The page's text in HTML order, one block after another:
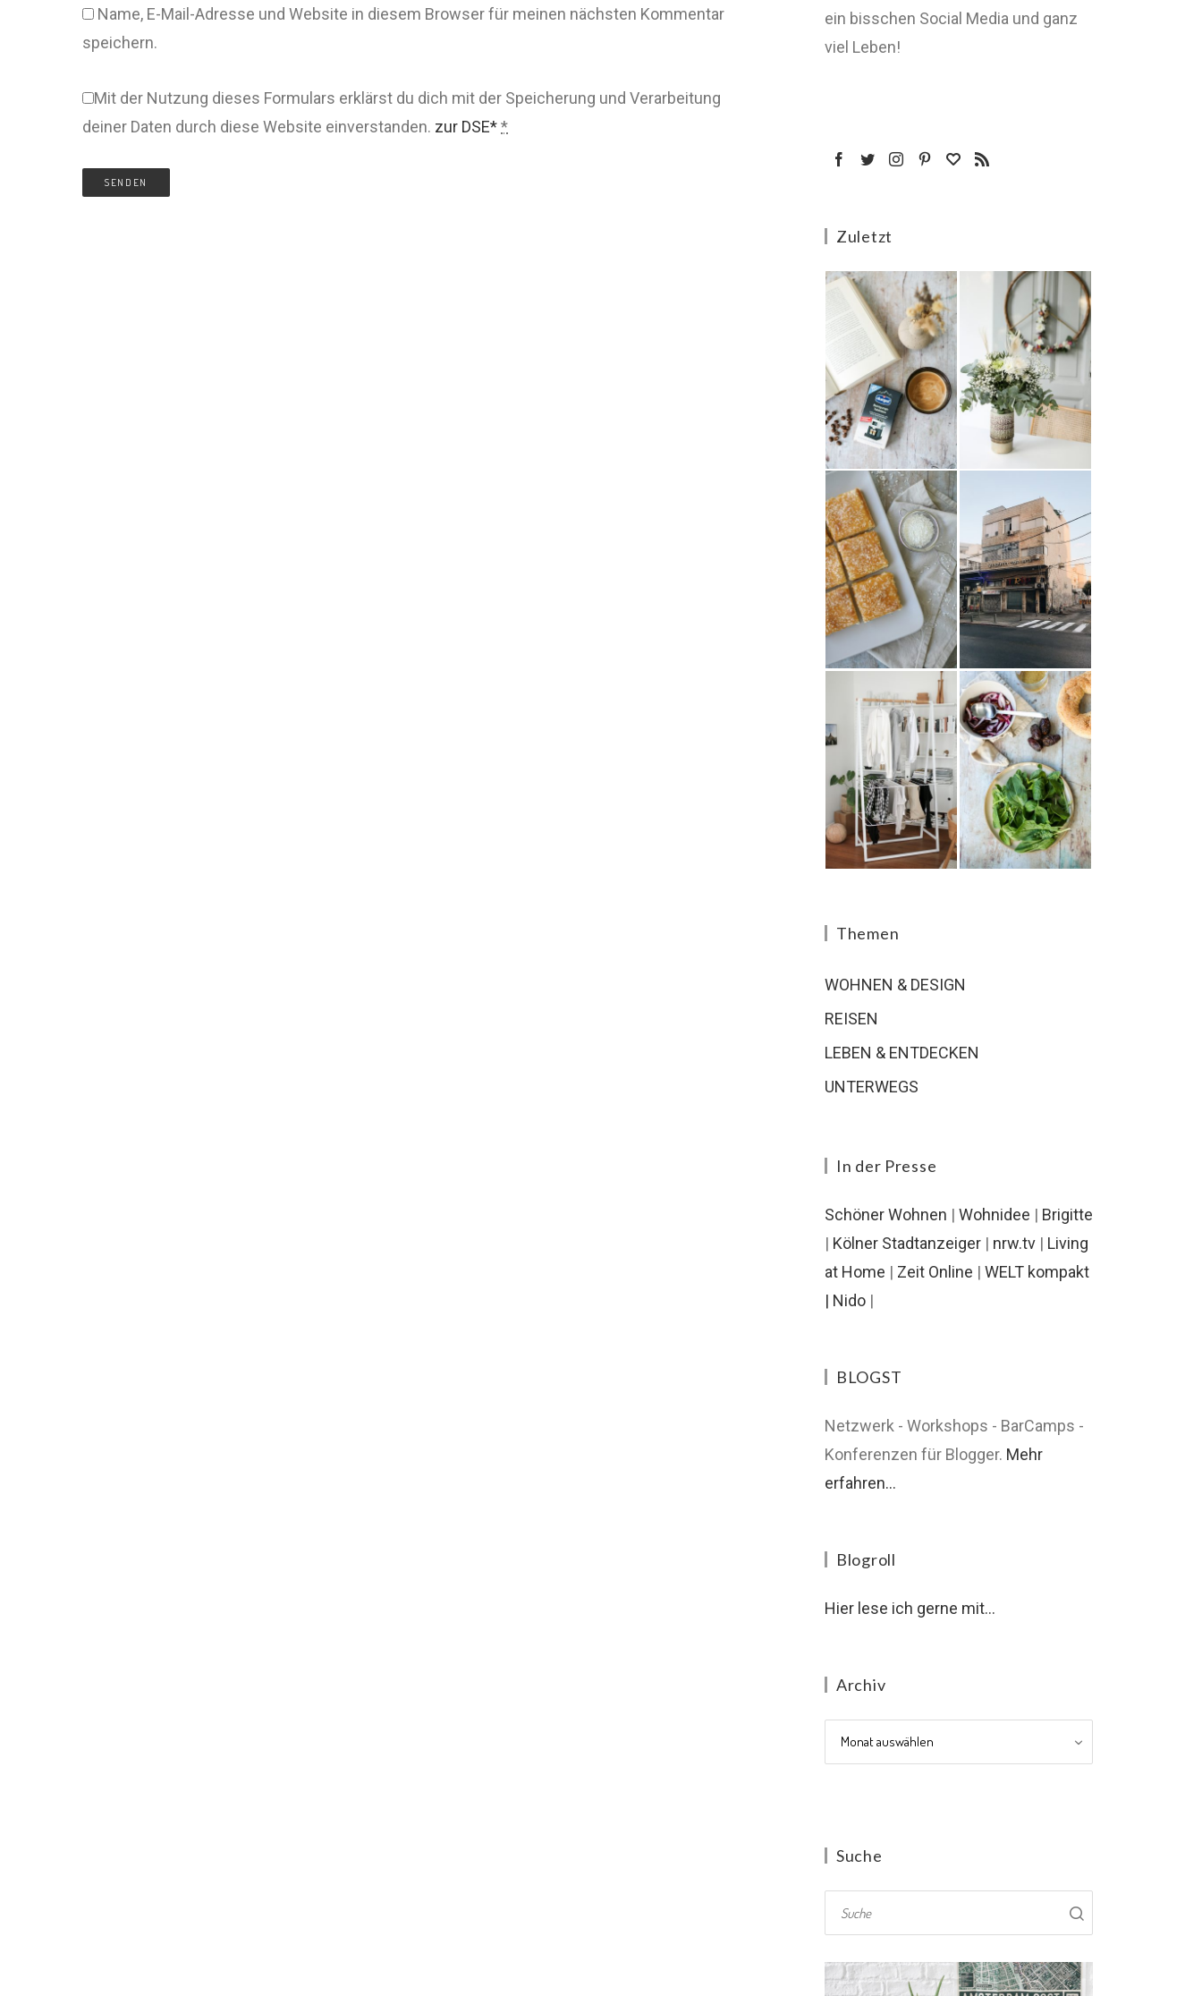
Name, E-Mail-Adresse und Website in diesem Browser für meinen nächsten Kommentar
speichern.
Mit der Nutzung dieses Formulars erklärst du dich mit der Speicherung und Verarbeitung
deiner Daten durch diese Website einverstanden. zur DSE**
ein bisschen Social Media und ganz
viel Leben!
Zuletzt
Themen
WOHNEN & DESIGN
REISEN
LEBEN & ENTDECKEN
UNTERWEGS
In der Presse
Schöner Wohnen | Wohnidee | Brigitte
| Kölner Stadtanzeiger | nrw.tv | Living
at Home | Zeit Online | WELT kompakt
| Nido |
BLOGST
Netzwerk - Workshops - BarCamps -
Konferenzen für Blogger. Mehr
erfahren...
Blogroll
Hier lese ich gerne mit...
Archiv
Archiv
Suche